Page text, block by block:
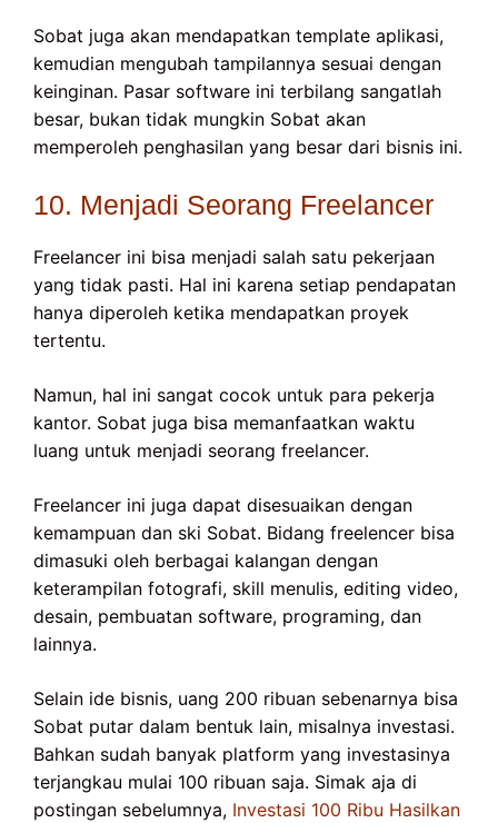
Sobat juga akan mendapatkan template aplikasi,
kemudian mengubah tampilannya sesuai dengan
keinginan. Pasar software ini terbilang sangatlah
besar, bukan tidak mungkin Sobat akan
memperoleh penghasilan yang besar dari bisnis ini.
10. Menjadi Seorang Freelancer
Freelancer ini bisa menjadi salah satu pekerjaan
yang tidak pasti. Hal ini karena setiap pendapatan
hanya diperoleh ketika mendapatkan proyek
tertentu.
Namun, hal ini sangat cocok untuk para pekerja
kantor. Sobat juga bisa memanfaatkan waktu
luang untuk menjadi seorang freelancer.
Freelancer ini juga dapat disesuaikan dengan
kemampuan dan ski Sobat. Bidang freelencer bisa
dimasuki oleh berbagai kalangan dengan
keterampilan fotografi, skill menulis, editing video,
desain, pembuatan software, programing, dan
lainnya.
Selain ide bisnis, uang 200 ribuan sebenarnya bisa
Sobat putar dalam bentuk lain, misalnya investasi.
Bahkan sudah banyak platform yang investasinya
terjangkau mulai 100 ribuan saja. Simak aja di
postingan sebelumnya, Investasi 100 Ribu Hasilkan